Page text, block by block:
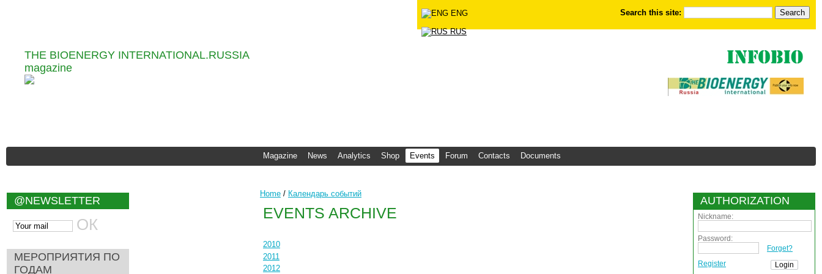
ENG
RUS
Search this site:
Information and Analytical Agency "Infobio"
THE BIOENERGY INTERNATIONAL.RUSSIA
magazine
Magazine News Analytics Shop Events Forum Contacts Documents
@NEWSLETTER
МЕРОПРИЯТИЯ ПО
ГОДАМ
Home / Календарь событий
EVENTS ARCHIVE
2010
2011
2012
AUTHORIZATION
Nickname:
Password:
Forget?
Register